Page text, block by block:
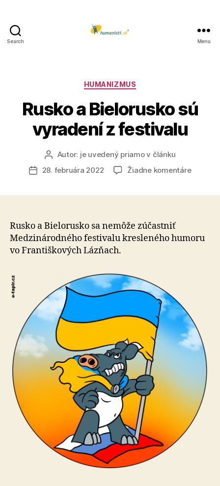
Search Menu
Kategórie
HUMANIZMUS
Rusko a Bielorusko sú
vyradení z festivalu
Autor
článku
Autor: je uvedený priamo v článku
Dátum
28. februára 2022 Žiadne komentárena
z
Rusko a Bielorusko sa nemôže zúčastniť
Medzinárodného festivalu kresleného humoru
vo Františkových Lázňach.